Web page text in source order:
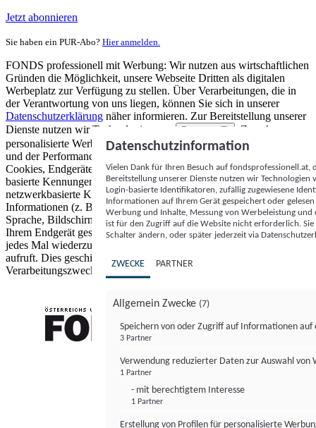
Jetzt abonnieren
Sie haben ein PUR-Abo? Hier anmelden.
FONDS professionell mit Werbung: Wir nutzen aus wirtschaftlichen
Gründen die Möglichkeit, unsere Webseite Dritten als digitalen
Werbeplatz zur Verfügung zu stellen. Über Verarbeitungen, die in
der Verantwortung von uns liegen, können Sie sich in unserer
Datenschutzerklärung näher informieren. Zur Bereitstellung unserer
Dienste nutzen wir Technologien von
Partnern (5)
. Zwecke:
personalisierte Werbung und Inhalte, Messung von Werbeleistung
und der Performance von Inhalten sowie Zielgruppenforschung.
Cookies, Endgeräte- oder ähnliche Online-Kennungen (z. B. login-
basierte Kennungen, zufällig generierte Kennungen,
netzwerkbasierte Kennungen) können zusammen mit anderen
Informationen (z. B. Browsertyp und Browserinformationen,
Sprache, Bildschirmgröße, unterstützte Technologien usw.) auf
Ihrem Endgerät gespeichert oder von dort ausgelesen werden, um es
jedes Mal wiederzuerkennen, wenn es eine App oder einer Webseite
aufruft. Dies geschieht für einen oder mehrere der hier aufgeführten
Verarbeitungszwecke.
Datenschutzinformation
Vielen Dank für Ihren Besuch auf
Bereitstellung unserer Dienste nutzen wir Technologien
Login-basierte Identifikatoren, zufällig zugewiesene
Informationen auf Ihrem Gerät gespeichert oder
Werbung und Inhalte, Messung von Werbeleistung
ist für den Zugriff auf die Website nicht erforderlich.
Schalter ändern, oder später jederzeit via
ZWECKE PARTNER
Allgemein Zwecke (7)
Speichern von oder Zugriff auf Informationen auf
3 Partner
Verwendung reduzierter Daten zur Auswahl von
1 Partner
- mit berechtigtem Interesse
1 Partner
Erstellung von Profilen für personalisierte
FONDS professionell